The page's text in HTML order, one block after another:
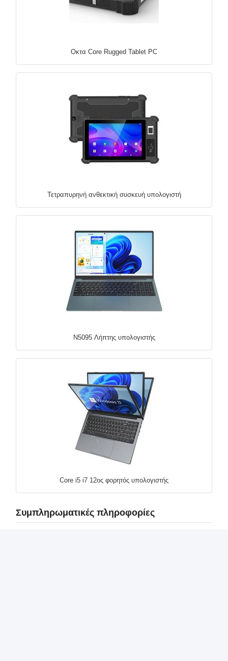
Οκτα Core Rugged Tablet PC
Τετραπυρηνή ανθεκτική συσκευή υπολογιστή
N5095 Λήπτης υπολογιστής
Core i5 i7 12ος φορητός υπολογιστής
Συμπληρωματικές πληροφορίες